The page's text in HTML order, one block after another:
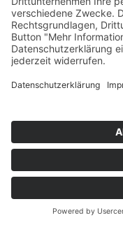
Die von Ihnen an
übersandten Daten
Löschung
Speicherung
abgeschlossener
insbesondere
bleiben unberührt.
Kommunikation
Für die